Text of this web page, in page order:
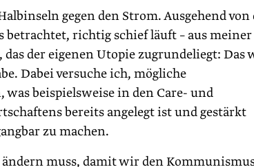
gegen den Strom. Ausgehend von
betrachtet, richtig schief läuft – aus meiner
der eigenen Utopie zugrundeliegt: Das
Dabei versuche ich, mögliche
beispielsweise in den Care- und
bereits angelegt ist und gestärkt
zu machen.
muss, damit wir den